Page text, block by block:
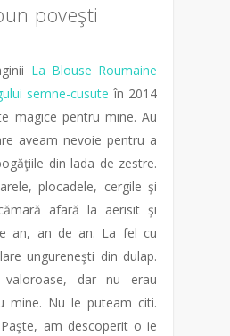
poveşti
La Blouse Roumaine
semne-cusute în 2014
magice pentru mine. Au
aveam nevoie pentru a
din lada de zestre.
plocadele, cergile şi
afară la aerisit şi
an, an de an. La fel cu
ungureneşti din dulap.
dar nu erau
mine. Nu le puteam citi.
am descoperit o ie